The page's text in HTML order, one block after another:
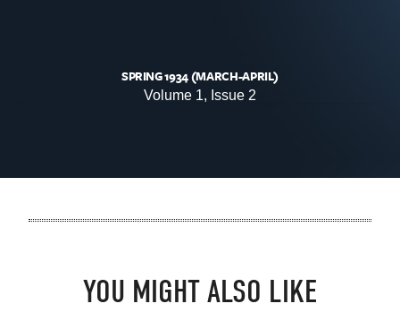
SPRING 1934 (MARCH-APRIL)
Volume 1, Issue 2
YOU MIGHT ALSO LIKE